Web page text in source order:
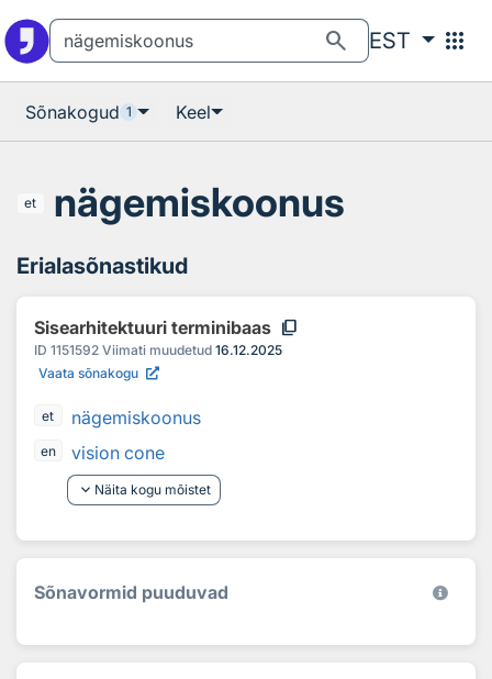
search EST apps
Sõnakogud 1 Keel
et nägemiskoonus
Erialasõnastikud
Sisearhitektuuri terminibaas content_copy
ID 1151592 Viimati muudetud 16.12.2025
Vaata sõnakogu
et nägemiskoonus
en
vision cone
keyboard_arrow_down Näita kogu mõistet
Sõnavormid puuduvad